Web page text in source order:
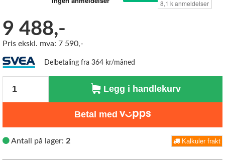
9 488,-
Pris ekskl. mva: 7 590,-
Delbetaling fra 364 kr/måned
Legg i handlekurv
Betal med
Antall på lager: 2 Kalkuler frakt